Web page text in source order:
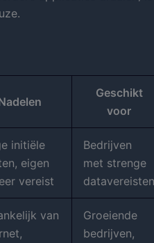
Geschikt
voor
initiële
eigen
vereist
Bedrijven
met strenge
datavereisten
van
Groeiende
bedrijven,